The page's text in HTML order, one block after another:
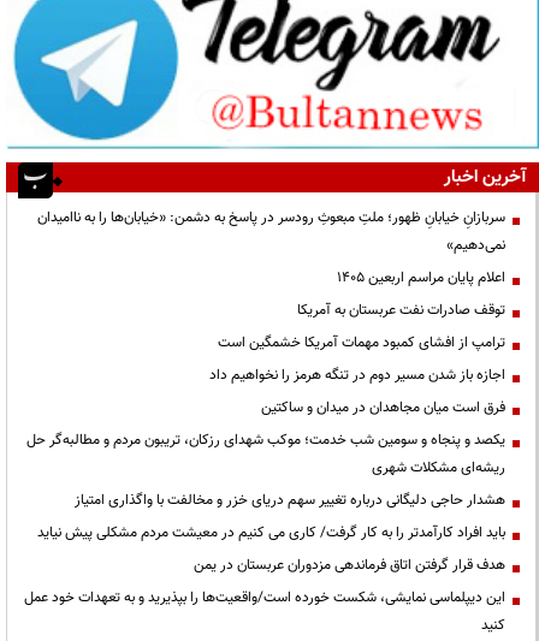
آخرین اخبار
سربازانِ خیابانِ ظهور؛ ملتِ مبعوثِ رودسر در پاسخ به دشمن: «خیابان‌ها را به ناامیدان
نمی‌دهیم»
اعلام پایان مراسم اربعین ۱۴۰۵
توقف صادرات نفت عربستان به آمریکا
ترامپ از افشای کمبود مهمات آمریکا خشمگین است
اجازه باز شدن مسیر دوم در تنگه هرمز را نخواهیم داد
فرق است میان مجاهدان در میدان و ساکتین
یکصد و پنجاه و سومین شب خدمت؛ موکب شهدای رزکان، تریبون مردم و مطالبه‌گر حل
ریشه‌ای مشکلات شهری
هشدار حاجی دلیگانی درباره تغییر سهم دریای خزر و مخالفت با واگذاری امتیاز
باید افراد کارآمدتر را به کار گرفت/ کاری می کنیم در معیشت مردم مشکلی پیش نیاید
هدف قرار گرفتن اتاق‌ فرماندهی مزدوران عربستان در یمن
این دیپلماسی نمایشی، شکست خورده است/واقعیت‌ها را بپذیرید و به تعهدات خود عمل
کنید